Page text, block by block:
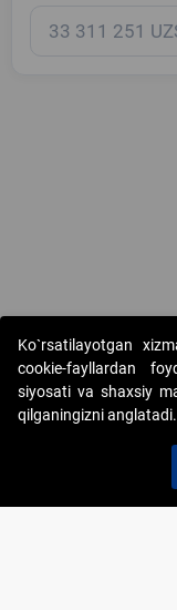
Copyright © 2017-
AJ. Barcha huquqlar
Ko`rsatilayotgan
cookie-fayllardan
siyosati va shaxsiy
qilganingizni anglatadi.